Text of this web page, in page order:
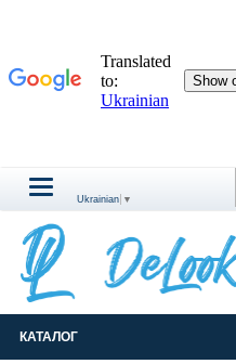
Ukrainian ▼
КАТАЛОГ